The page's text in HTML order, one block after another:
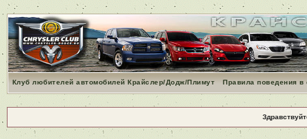
Клуб любителей автомобилей Крайслер/Додж/Плимут Правила поведения